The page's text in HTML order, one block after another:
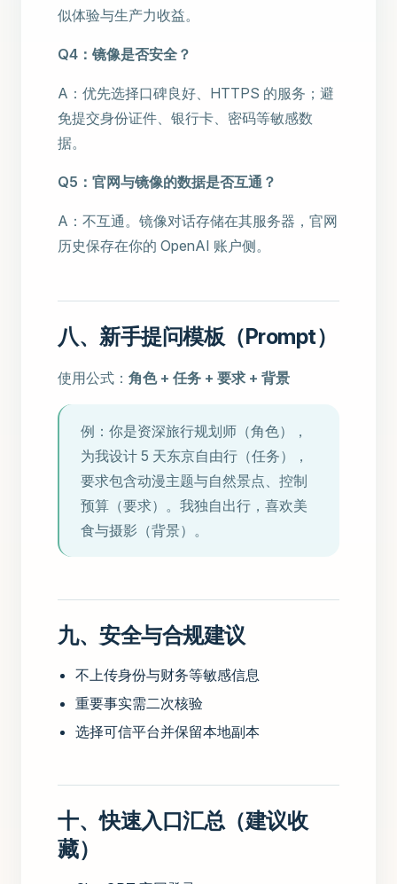
似体验与生产力收益。
Q4：镜像是否安全？
A：优先选择口碑良好、HTTPS 的服务；避
免提交身份证件、银行卡、密码等敏感数
据。
Q5：官网与镜像的数据是否互通？
A：不互通。镜像对话存储在其服务器，官网
历史保存在你的 OpenAI 账户侧。
八、新手提问模板（Prompt）
使用公式： 角色 + 任务 + 要求 + 背景
例：你是资深旅行规划师（角色），
为我设计 5 天东京自由行（任务），
要求包含动漫主题与自然景点、控制
预算（要求）。我独自出行，喜欢美
食与摄影（背景）。
九、安全与合规建议
不上传身份与财务等敏感信息
重要事实需二次核验
选择可信平台并保留本地副本
十、快速入口汇总（建议收
藏）